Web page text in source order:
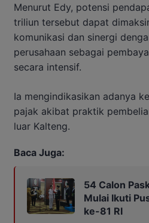
Menurut Edy, potensi
triliun tersebut dapat
komunikasi dan sinergi
perusahaan sebagai
secara intensif.
Ia mengindikasikan adanya
pajak akibat praktik
luar Kalteng.
Baca Juga:
54 Calon
Mulai Ikuti
ke-81 RI